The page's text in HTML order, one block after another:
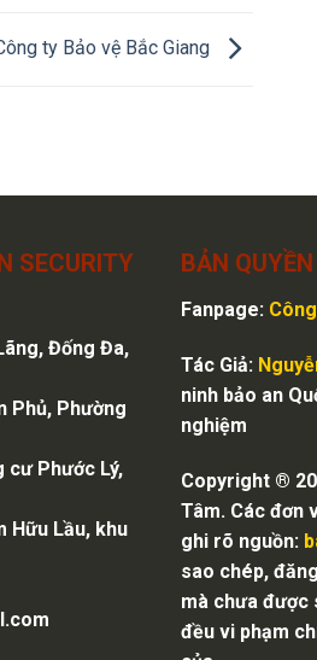
ty Bảo vệ Bắc Giang
SECURITY
Đống Đa,
Phủ, Phường
cư Phước Lý,
Hữu Lầu, khu
BẢN QUYỀN
Fanpage:
Tác Giả:
ninh bảo an
nghiệm
Copyright ®
Tâm. Các đơn
ghi rõ nguồn:
sao chép,
mà chưa được
đều vi phạm